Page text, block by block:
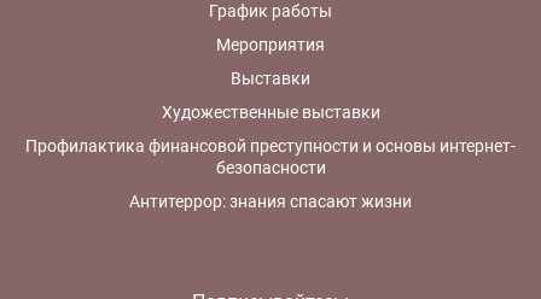
График работы
Мероприятия
Выставки
Художественные выставки
Профилактика финансовой преступности и основы интернет-
безопасности
Антитеррор: знания спасают жизни